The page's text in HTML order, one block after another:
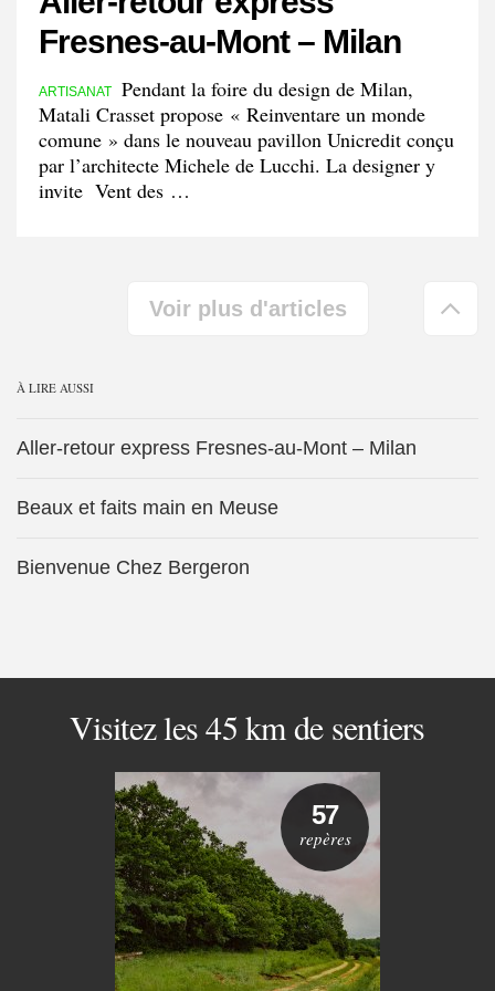
Fresnes-au-Mont – Milan
ARTISANAT
Pendant la foire du design de Milan,
Matali Crasset propose « Reinventare un monde
comune » dans le nouveau pavillon Unicredit conçu
par l’architecte Michele de Lucchi. La designer y
invite Vent des …
Voir plus d'articles
de
À LIRE AUSSI
Aller-retour express Fresnes-au-Mont – Milan
Beaux et faits main en Meuse
Bienvenue Chez Bergeron
Visitez les 45 km de sentiers
57
repères